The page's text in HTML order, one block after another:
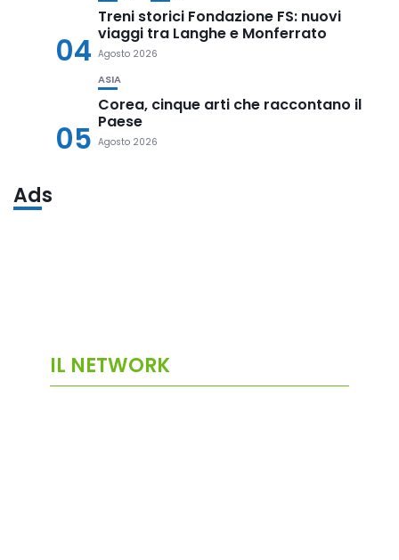
04
Treni storici Fondazione FS: nuovi
viaggi tra Langhe e Monferrato
Agosto 2026
05
ASIA
Corea, cinque arti che raccontano il
Paese
Agosto 2026
Ads
IL NETWORK